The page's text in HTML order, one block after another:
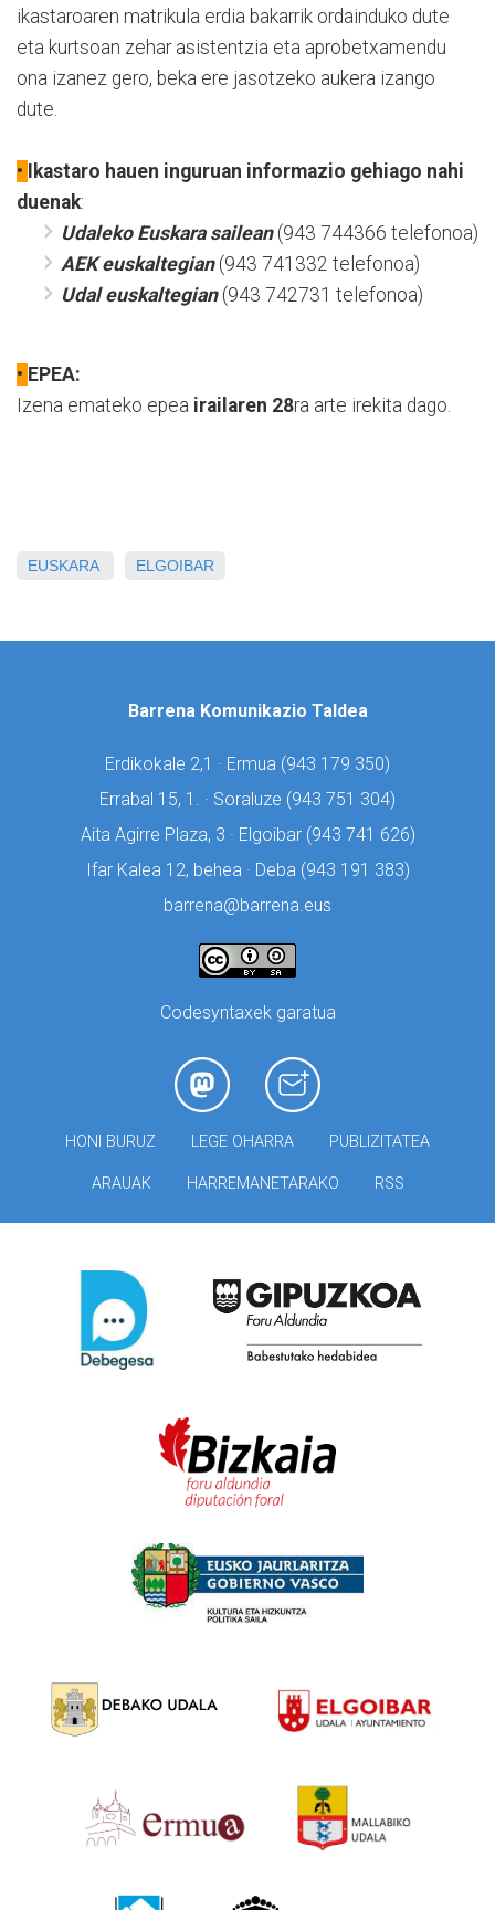
ikastaroaren matrikula erdia bakarrik ordainduko dute
eta kurtsoan zehar asistentzia eta aprobetxamendu
ona izanez gero, beka ere jasotzeko aukera izango
dute.
•
Ikastaro hauen inguruan informazio gehiago nahi
duenak:
Udaleko Euskara sailean(943 744366 telefonoa)
AEK euskaltegian (943 741332 telefonoa)
Udal euskaltegian(943 742731 telefonoa)
• EPEA:
Izena emateko epea irailaren 28ra arte irekita dago.
EUSKARA ELGOIBAR
Barrena Komunikazio Taldea
Erdikokale 2,1 · Ermua (943 179 350)
Errabal 15, 1. · Soraluze (943 751 304)
Aita Agirre Plaza, 3 · Elgoibar (943 741 626)
Ifar Kalea 12, behea · Deba (943 191 383)
barrena@barrena.eus
Codesyntaxek garatua
HONI BURUZ LEGE OHARRA PUBLIZITATEA
ARAUAK HARREMANETARAKO RSS